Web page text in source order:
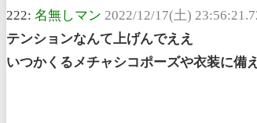
222: 名無しマン 2022/12/17(土)
テンションなんて上げんでええ
いつかくるメチャシコポーズや衣装に備